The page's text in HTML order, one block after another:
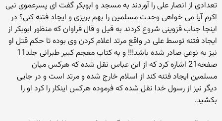
تعدادی از انصار علی را آوردند به مسجد و ابوبکر گفت ای پسرعموی نبی
اکرم آیا می خواهی وحدت مسلمین را بهم بریزی و ایجاد فتنه کنی؟ در
اینجا جناب قزوینی شروع کردند به قیل و قال فراوان که منظور ابوبکر از
ایجاد فتنه توسط علی در واقع مرتد اعلام کردن وی بوده تا حکم قتل او
نیز به نوعی صادر شده باشد!!! و به کتاب معجم کبیر طبرانی جلد11
صفحه21 اشاره کرد که از ابن عباس نقل شده که هرکس میان
مسلمین ایجاد فتنه کند از اسلام خارج شده و مرتد است و در جایی
دیگر نیز از رسول خدا نقل شده که فرموده هرکس اینکار را کرد او را
بکشید.